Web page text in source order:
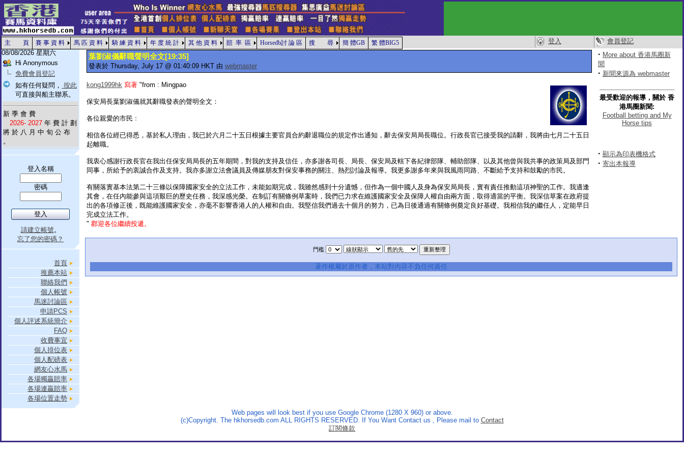
主 頁 賽 事 資 料 馬 匹 資 料 騎 練 資 料 年 度 統 計 其 他 資 料 賠 率 區 Horsedb討 論 區 搜 尋 簡 體GB 繁 體BIG5 登入
會員登記
08/08/2026 星期六
Hi Anonymous
免費會員登記
如有任何疑問， 按此
可直接與船主聯系。
新 季 會 費
2026- 2027 年 費 計 劃
將 於 八 月 中 旬 公 布
。
登入名稱
密碼
請建立帳號。
忘了您的密碼？
首頁
推薦本站
聯絡我們
個人帳號
馬迷討論區
申請PCS
個人評述系統簡介
FAQ
收費事宜
個人排位表
個人配磅表
網友心水馬
各場獨贏賠率
各場連贏賠率
各場位置走勢
葉劉淑儀辭職聲明全文[19:35]
發表於 Thursday, July 17 @ 01:40:09 HKT 由 webmaster
kong1999hk 寫著 "from : Mingpao
保安局長葉劉淑儀就其辭職發表的聲明全文：
各位親愛的市民﹕
相信各位經已得悉，基於私人理由，我已於六月二十五日根據主要官員合約辭退職位的規定作出通知，辭去保安局局長職位。行政長官已接受我的請辭，我將由七月二十五日
起離職。
我衷心感謝行政長官在我出任保安局局長的五年期間，對我的支持及信任，亦多謝各司長、局長、保安局及轄下各紀律部隊、輔助部隊、以及其他曾與我共事的政策局及部門
同事，所給予的衷誠合作及支持。我亦多謝立法會議員及傳媒朋友對保安事務的關注、熱烈討論及報導。我更多謝多年來與我風雨同路、不斷給予支持和鼓勵的市民。
有關落實基本法第二十三條以保障國家安全的立法工作，未能如期完成，我雖然感到十分遺憾，但作為一個中國人及身為保安局局長，實有責任推動這項神聖的工作。我適逢
其會，在任內能參與這項艱巨的歷史任務，我深感光榮。在制訂有關條例草案時，我們已力求在維護國家安全及保障人權自由兩方面，取得適當的平衡。我深信草案在政府提
出的各項修正後，既能維護國家安全，亦毫不影響香港人的人權和自由。我堅信我們過去十個月的努力，已為日後通過有關條例奠定良好基礎。我相信我的繼任人，定能早日
完成立法工作。
" 酄迎各位繼續投遞。
· More about 香港馬圈新
聞
· 新聞來源為 webmaster
最受歡迎的報導，關於 香
港馬圈新聞:
Football betting and My
Horse tips
· 顯示為印表機格式
· 寄出本報導
門檻
著作權屬於原作者，本站對內容不負任何責任
Web pages will look best if you use Google Chrome (1280 X 960) or above.
(c)Copyright. The hkhorsedb.com ALL RIGHTS RESERVED. If You Want Contact us , Please mail to Contact
訂閱條款